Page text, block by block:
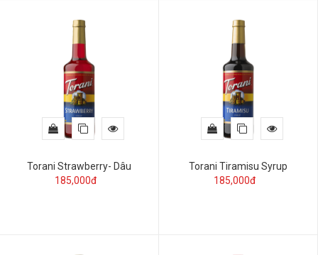
Torani Strawberry- Dâu
185,000đ
Torani Tiramisu Syrup
185,000đ